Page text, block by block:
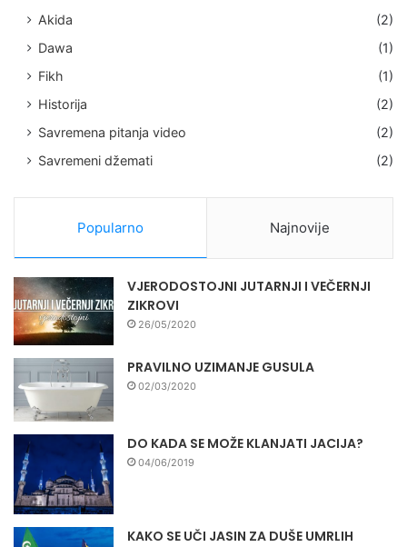
Akida
(2)
Dawa
(1)
Fikh
(1)
Historija
(2)
Savremena pitanja video
(2)
Savremeni džemati
(2)
Popularno Najnovije
VJERODOSTOJNI JUTARNJI I VEČERNJI
ZIKROVI
26/05/2020
PRAVILNO UZIMANJE GUSULA
02/03/2020
DO KADA SE MOŽE KLANJATI JACIJA?
04/06/2019
KAKO SE UČI JASIN ZA DUŠE UMRLIH